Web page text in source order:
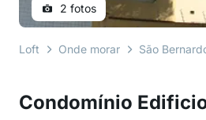
Condomínio
2 fotos
Loft Onde morar São